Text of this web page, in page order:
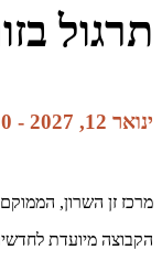
תרגול
ינואר 12, 2027 - 07:00
מרכז זן השרון, הממוקם בלב הוד השרון, הוקם
הקבוצה מיועדת